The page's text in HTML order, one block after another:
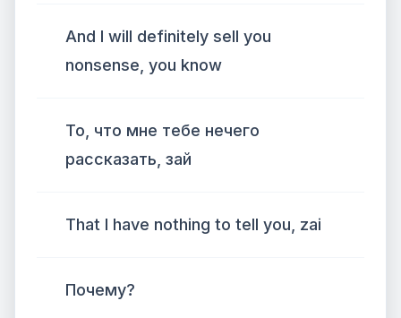
And I will definitely sell you
nonsense, you know
То, что мне тебе нечего
рассказать, зай
That I have nothing to tell you, zai
Почему?